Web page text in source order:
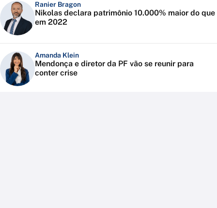
Ranier Bragon
Nikolas declara patrimônio 10.000% maior do que
em 2022
Amanda Klein
Mendonça e diretor da PF vão se reunir para
conter crise